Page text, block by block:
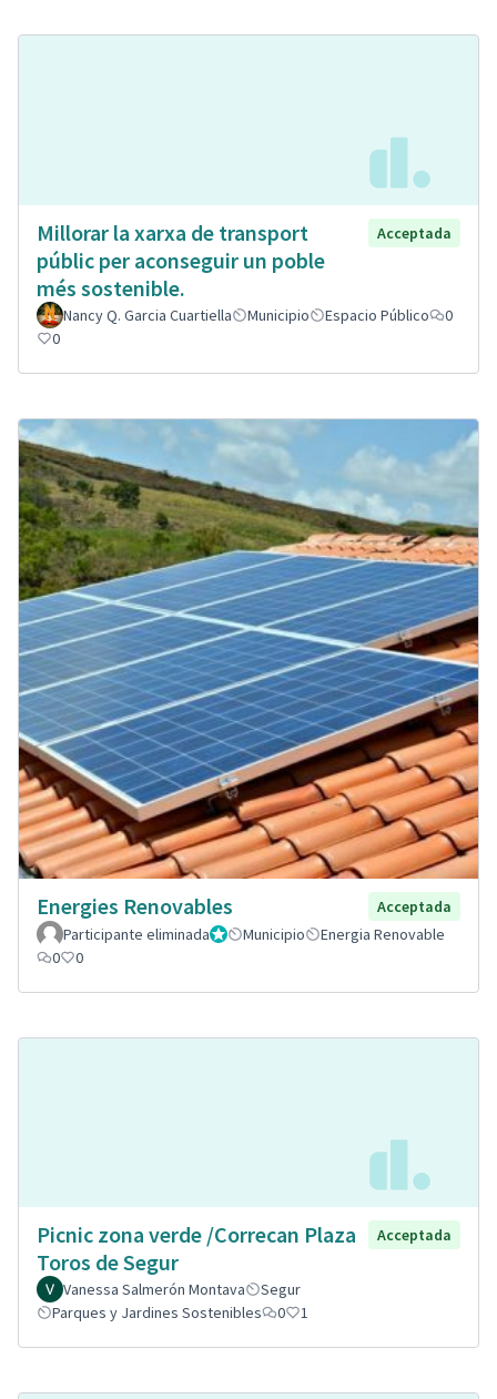
Millorar la xarxa de transport
públic per aconseguir un poble
més sostenible.
Acceptada
Nancy Q. Garcia Cuartiella Municipio Espacio Público
0
0
Energies Renovables
Acceptada
Participante eliminadaAdministrador
Municipio
Energia Renovable
0
0
Picnic zona verde /Correcan Plaza
Toros de Segur
Acceptada
Vanessa Salmerón Montava
Segur
Parques y Jardines Sostenibles
0 1